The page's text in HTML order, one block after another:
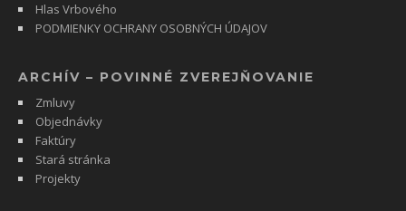
Hlas Vrbového
PODMIENKY OCHRANY OSOBNÝCH ÚDAJOV
ARCHÍV – POVINNÉ ZVEREJŇOVANIE
Zmluvy
Objednávky
Faktúry
Stará stránka
Projekty